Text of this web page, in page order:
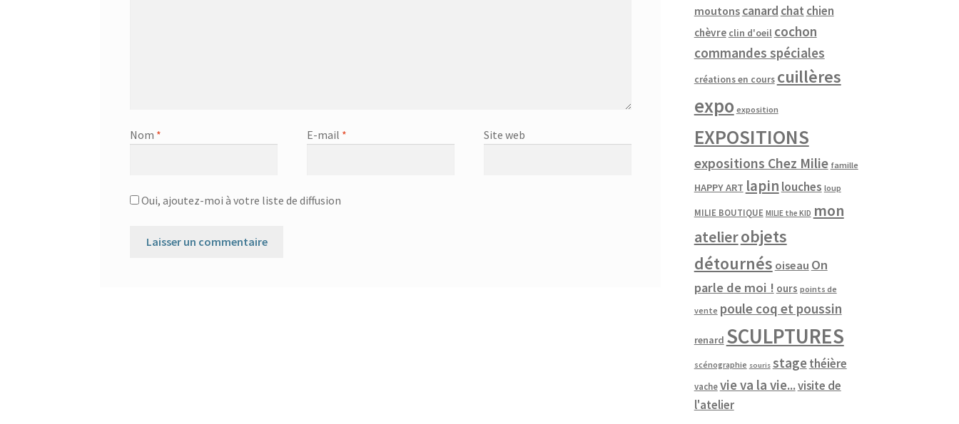
Nom * E-mail * Site web
Oui, ajoutez-moi à votre liste de diffusion
moutons canard chat chien
chèvre clin d'oeil cochon
commandes spéciales
créations en cours cuillères
expo exposition
EXPOSITIONS
expositions Chez Milie famille
HAPPY ART lapin louches loup
MILIE BOUTIQUE MILIE the KID mon
atelierobjets
détournés oiseau On
parle de moi ! ours points de
vente poule coq et poussin
renard SCULPTURES
scénographie souris stagethéière
vache vie va la vie...visite de
l'atelier